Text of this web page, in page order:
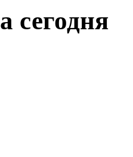
сегодня